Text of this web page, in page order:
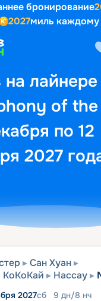
бронирование
2027миль каждому
на лайнере
of the
по 12
2027
Выбор кают
Сан Хуан
КоКоКай
Нассау
2027сб 9 дн/8 нч